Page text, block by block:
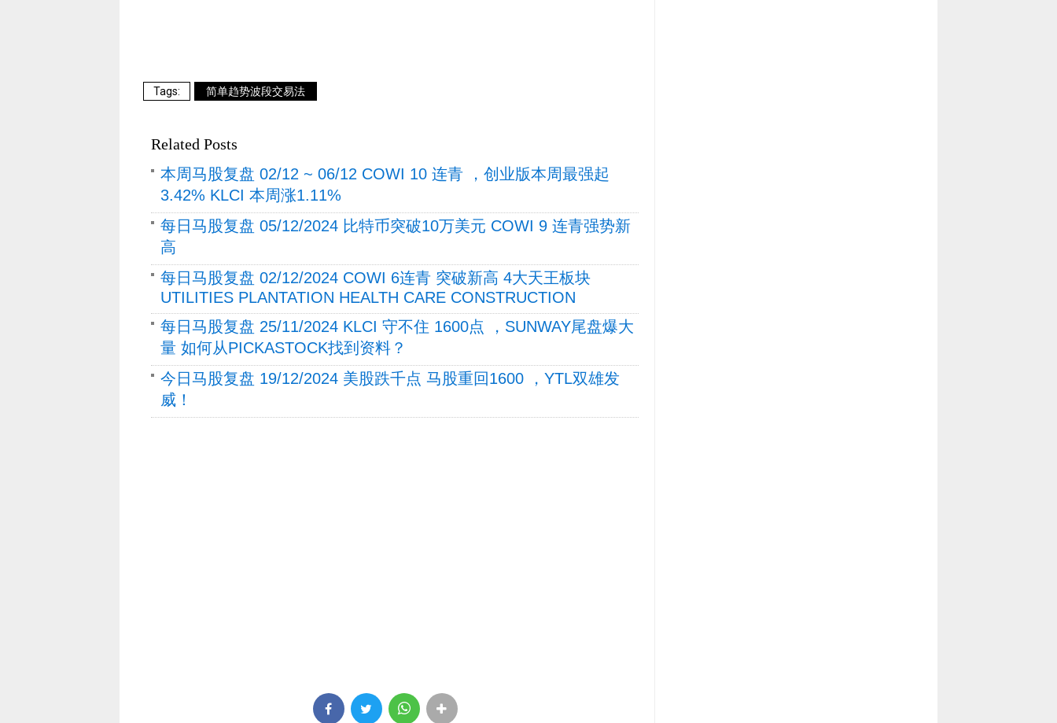
简单趋势波段交易法
Related Posts
本周马股复盘 02/12 ~ 06/12 COWI 10 连青 ，创业版本周最强起
3.42% KLCI 本周涨1.11%
每日马股复盘 05/12/2024 比特币突破10万美元 COWI 9 连青强势新
高
每日马股复盘 02/12/2024 COWI 6连青 突破新高 4大天王板块
UTILITIES PLANTATION HEALTH CARE CONSTRUCTION
每日马股复盘 25/11/2024 KLCI 守不住 1600点 ，SUNWAY尾盘爆大
量 如何从PICKASTOCK找到资料？
今日马股复盘 19/12/2024 美股跌千点 马股重回1600 ，YTL双雄发
威！